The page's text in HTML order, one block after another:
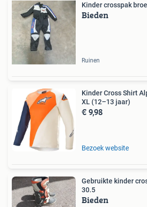
Kinder crosspak
Bieden
Ruinen
Kinder Cross Shirt
XL (12–13 jaar)
€ 9,98
Bezoek website
Gebruikte kinder
30.5
Bieden